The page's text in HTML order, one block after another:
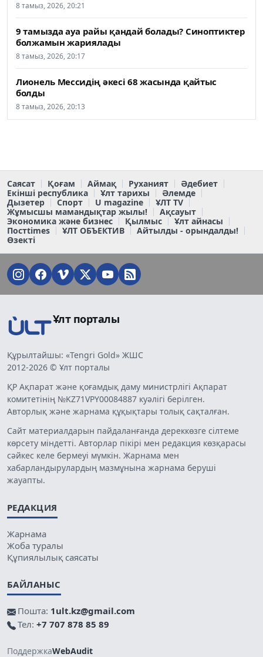
8 тамыз, 2026, 20:21
9 тамызда ауа райы қандай болады? Синоптиктер
болжамын жариялады
8 тамыз, 2026, 20:17
Лионель Мессидің әкесі 68 жасында қайтыс
болды
8 тамыз, 2026, 20:13
Саясат Қоғам Аймақ Руханият
Әдебиет
Екінші республика
Ұлт тарихы
Әлемде
Дызетер
Спорт U magazine
ҰЛТ TV
Жұмысшы мамандықтар жылы!
Ақсауыт
Экономика және бизнес
Қылмыс
Ұлт айнасы
Постtimes
ҰЛТ ОБЪЕКТИВ
Айтылды - орындалды!
Өзекті
Ұлт порталы
Құрылтайшы: «Tengri Gold» ЖШС
2012-2026 © Ұлт порталы
ҚР Ақпарат және қоғамдық даму министрлігі Ақпарат
комитетінің №KZ71VPY00084887 куәлігі берілген.
Авторлық және жарнама құқықтары толық сақталған.
Сайт материалдарын пайдаланғанда дереккөзге сілтеме
көрсету міндетті. Авторлар пікірі мен редакция көзқарасы
сәйкес келе бермеуі мүмкін. Жарнама мен
хабарландырулардың мазмұнына жарнама беруші
жауапты.
РЕДАКЦИЯ
Жарнама
Жоба туралы
Құпиялылық саясаты
БАЙЛАНЫС
Пошта: 1ult.kz@gmail.com
Тел: +7 707 878 85 89
ПоддержкаWebAudit